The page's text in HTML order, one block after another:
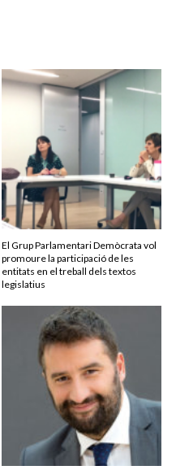
El Grup Parlamentari Demòcrata vol
promoure la participació de les
entitats en el treball dels textos
legislatius